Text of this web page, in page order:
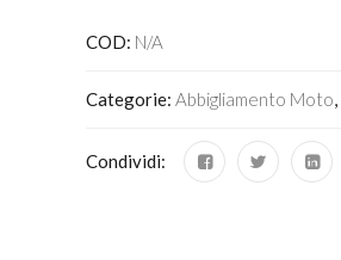
COD: N/A
Categorie: Abbigliamento Moto
Condividi: